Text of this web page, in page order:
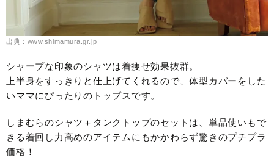
出典：www.shimamura.gr.jp
シャープな印象のシャツは着痩せ効果抜群。
上半身をすっきりと仕上げてくれるので、体型カバーをした
いママにぴったりのトップスです。
しまむらのシャツ＋タンクトップのセットは、単品使いもで
きる着回し力高めのアイテムにもかかわらず驚きのプチプラ
価格！